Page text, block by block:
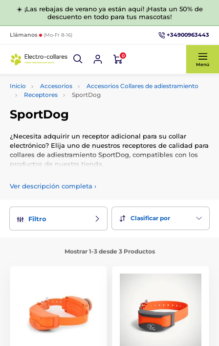
☀️ ¡Las rebajas de verano ya están aquí! ¡Hasta un 50% de
descuento en todo para tus mascotas!
Llámanos (Mo-Fr 8-16) +34900963443
0
Menú
Inicio Accesorios
Accesorios Collares de adiestramiento
Receptores
SportDog
SportDog
¿Necesita adquirir un receptor adicional para su collar
electrónico? Elija uno de nuestros receptores de calidad para
collares de adiestramiento SportDog, compatibles con los
productos de nuestra tienda.
Ver descripción completa ›
Filtro Clasificar por
Mostrar 1-3 desde 3 Productos